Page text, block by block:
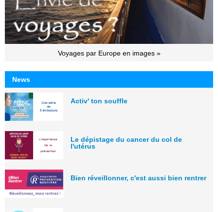
Voyages par Europe en images »
News
Activ' ton souffle
Le dépistage du cancer du col de
l'utérus
Bien réveillonner, c'est aussi bien rentrer